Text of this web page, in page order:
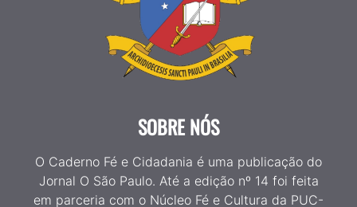
SOBRE NÓS
O Caderno Fé e Cidadania é uma publicação do
Jornal O São Paulo. Até a edição nº 14 foi feita
em parceria com o Núcleo Fé e Cultura da PUC-